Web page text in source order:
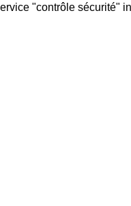
"contrôle sécurité"